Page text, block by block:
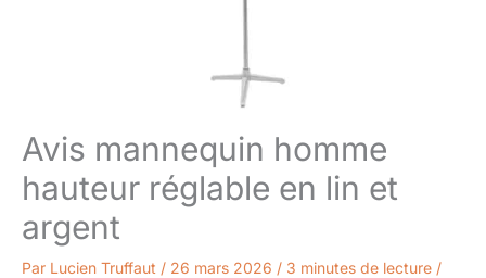
Avis mannequin homme
hauteur réglable en lin et
argent
Par Lucien Truffaut / 26 mars 2026 / 3 minutes de lecture /